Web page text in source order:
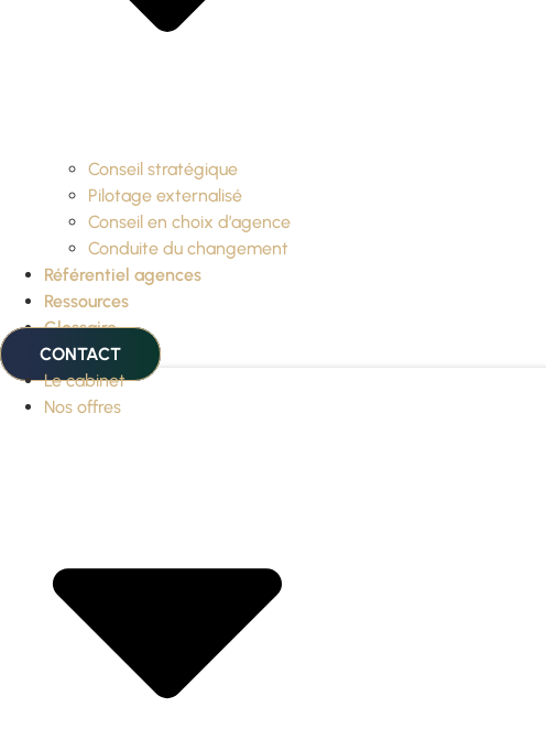
Conseil stratégique
Pilotage externalisé
Conseil en choix d’agence
Conduite du changement
Référentiel agences
Ressources
Glossaire
CONTACT
Le cabinet
Nos offres